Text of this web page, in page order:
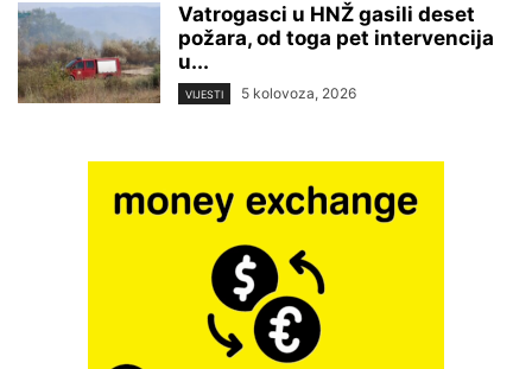
Vatrogasci u HNŽ gasili deset
požara, od toga pet intervencija
u...
VIJESTI 5 kolovoza, 2026